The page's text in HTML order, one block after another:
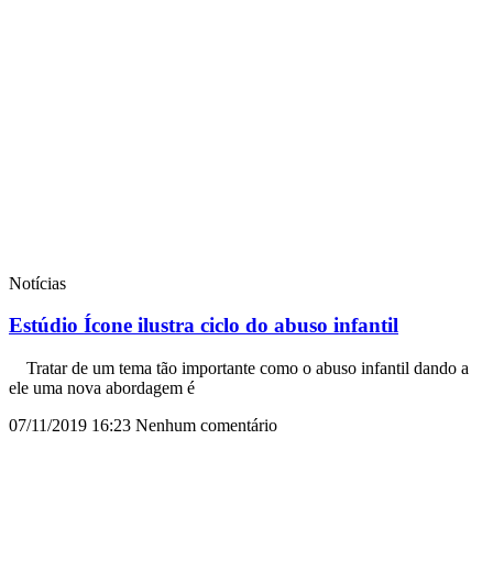
Notícias
Estúdio Ícone ilustra ciclo do abuso infantil
Tratar de um tema tão importante como o abuso infantil dando a
ele uma nova abordagem é
07/11/2019 16:23 Nenhum comentário